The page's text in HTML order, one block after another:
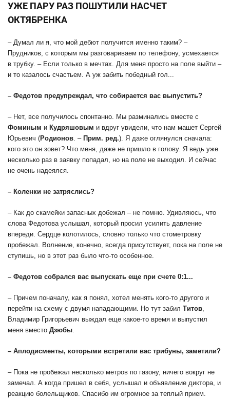
УЖЕ ПАРУ РАЗ ПОШУТИЛИ НАСЧЕТ
ОКТЯБРЕНКА
– Думал ли я, что мой дебют получится именно таким? –
Прудников, с которым мы разговариваем по телефону, усмехается
в трубку. – Если только в мечтах. Для меня просто на поле выйти –
и то казалось счастьем. А уж забить победный гол...
– Федотов предупреждал, что собирается вас выпустить?
– Нет, все получилось спонтанно. Мы разминались вместе с
Фоминым и Кудряшовым и вдруг увидели, что нам машет Сергей
Юрьевич (Родионов. – Прим. ред.). Я даже оглянулся сначала:
кого это он зовет? Что меня, даже не пришло в голову. Я ведь уже
несколько раз в заявку попадал, но на поле не выходил. И сейчас
не очень надеялся.
– Коленки не затряслись?
– Как до скамейки запасных добежал – не помню. Удивляюсь, что
слова Федотова услышал, который просил усилить давление
впереди. Сердце колотилось, словно только что стометровку
пробежал. Волнение, конечно, всегда присутствует, пока на поле не
ступишь, но в этот раз было что-то особенное.
– Федотов собрался вас выпускать еще при счете 0:1...
– Причем поначалу, как я понял, хотел менять кого-то другого и
перейти на схему с двумя нападающими. Но тут забил Титов,
Владимир Григорьевич выждал еще какое-то время и выпустил
меня вместо Дзюбы.
– Аплодисменты, которыми встретили вас трибуны, заметили?
– Пока не пробежал несколько метров по газону, ничего вокруг не
замечал. А когда пришел в себя, услышал и объявление диктора, и
реакцию болельщиков. Спасибо им огромное за теплый прием.